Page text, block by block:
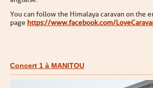
You can follow the Himalaya caravan on the
page https://www.facebook.com/
Concert 1 à MANITOU